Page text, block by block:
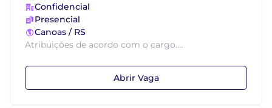
Confidencial
Presencial
Canoas / RS
Atribuições de acordo com o cargo....
Abrir Vaga